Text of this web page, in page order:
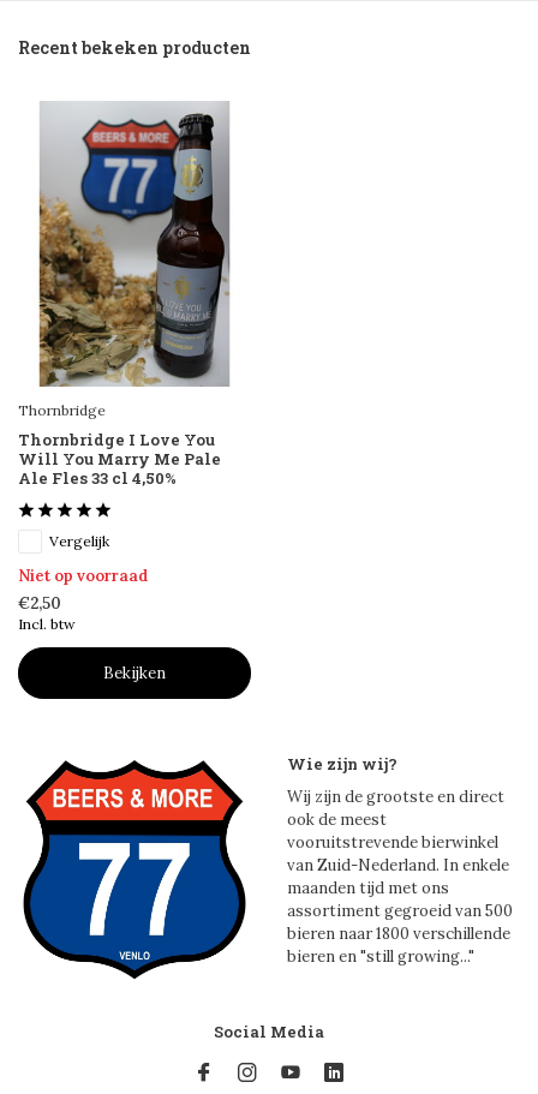
Recent bekeken producten
Thornbridge
Thornbridge I Love You
Will You Marry Me Pale
Ale Fles 33 cl 4,50%
Vergelijk
Niet op voorraad
€2,50
Incl. btw
Bekijken
Wie zijn wij?
Wij zijn de grootste en direct
ook de meest
vooruitstrevende bierwinkel
van Zuid-Nederland. In enkele
maanden tijd met ons
assortiment gegroeid van 500
bieren naar 1800 verschillende
bieren en "still growing..."
Social Media